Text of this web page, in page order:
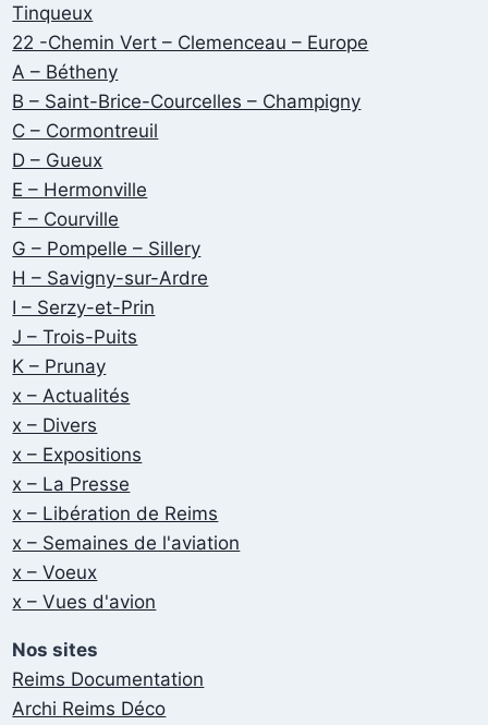
Tinqueux
22 -Chemin Vert – Clemenceau – Europe
A – Bétheny
B – Saint-Brice-Courcelles – Champigny
C – Cormontreuil
D – Gueux
E – Hermonville
F – Courville
G – Pompelle – Sillery
H – Savigny-sur-Ardre
I – Serzy-et-Prin
J – Trois-Puits
K – Prunay
x – Actualités
x – Divers
x – Expositions
x – La Presse
x – Libération de Reims
x – Semaines de l'aviation
x – Voeux
x – Vues d'avion
Nos sites
Reims Documentation
Archi Reims Déco